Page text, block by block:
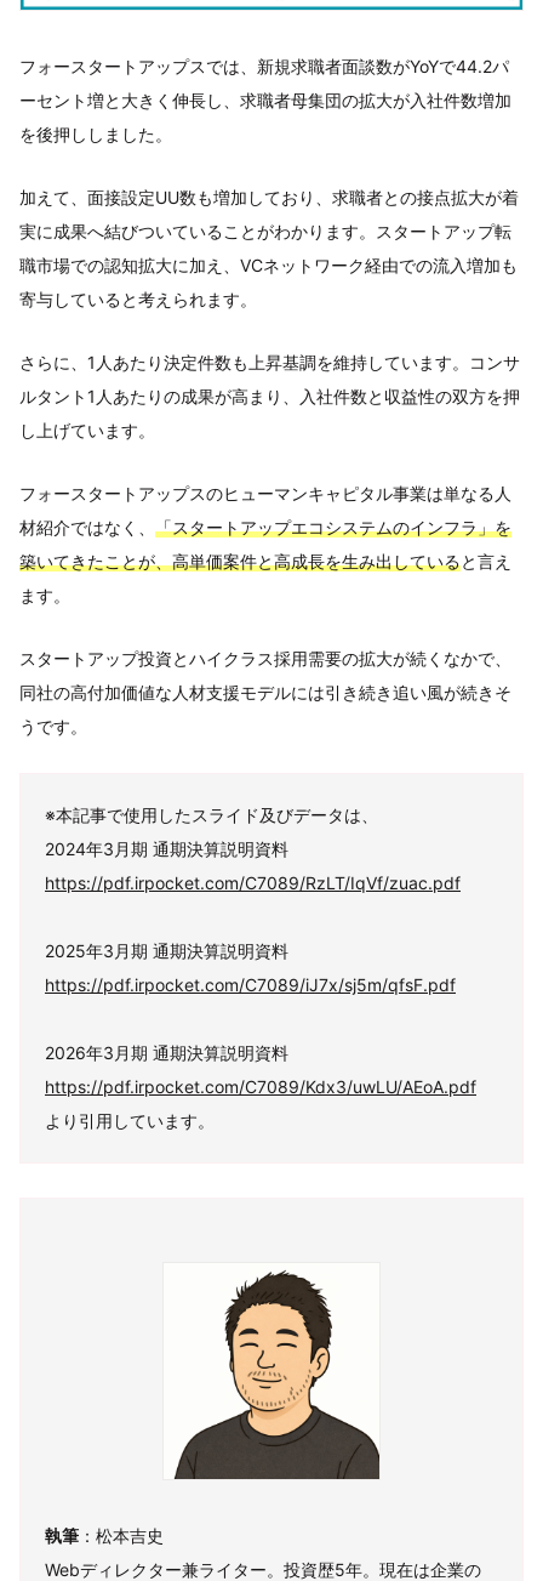
フォースタートアップスでは、新規求職者面談数がYoYで44.2パ
ーセント増と大きく伸長し、求職者母集団の拡大が入社件数増加
を後押ししました。
加えて、面接設定UU数も増加しており、求職者との接点拡大が着
実に成果へ結びついていることがわかります。スタートアップ転
職市場での認知拡大に加え、VCネットワーク経由での流入増加も
寄与していると考えられます。
さらに、1人あたり決定件数も上昇基調を維持しています。コンサ
ルタント1人あたりの成果が高まり、入社件数と収益性の双方を押
し上げています。
フォースタートアップスのヒューマンキャピタル事業は単なる人
材紹介ではなく、 「スタートアップエコシステムのインフラ」を
築いてきたことが、高単価案件と高成長を生み出していると言え
ます。
スタートアップ投資とハイクラス採用需要の拡大が続くなかで、
同社の高付加価値な人材支援モデルには引き続き追い風が続きそ
うです。
※本記事で使用したスライド及びデータは、
2024年3月期 通期決算説明資料
https://pdf.irpocket.com/C7089/RzLT/IqVf/zuac.pdf
2025年3月期 通期決算説明資料
https://pdf.irpocket.com/C7089/iJ7x/sj5m/qfsF.pdf
2026年3月期 通期決算説明資料
https://pdf.irpocket.com/C7089/Kdx3/uwLU/AEoA.pdf
より引用しています。
執筆 ：松本吉史
Webディレクター兼ライター。投資歴5年。現在は企業の